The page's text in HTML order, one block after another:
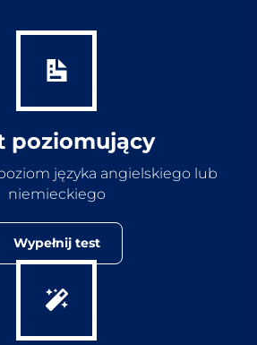
poziomujący
języka angielskiego lub
niemieckiego
Wypełnij test